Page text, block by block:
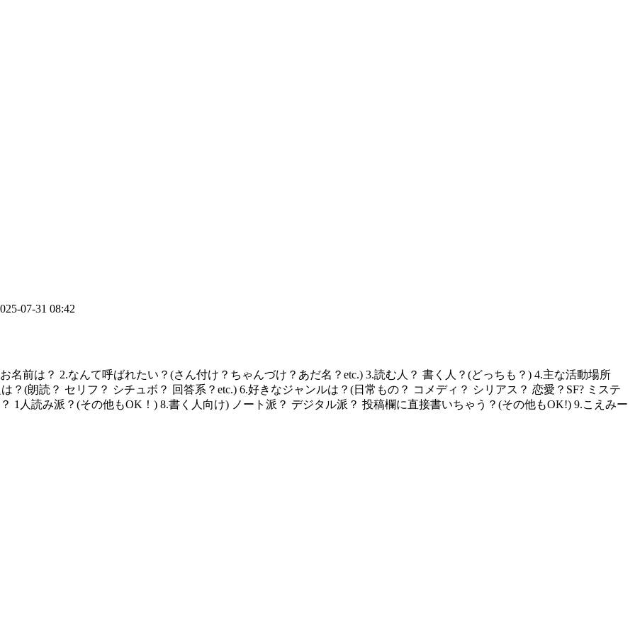
07-31 08:42
前は？ 2.なんて呼ばれたい？(さん付け？ちゃんづけ？あだ名？etc.) 3.読む人？ 書く人？(どっちも？) 4.主な活動場所
？(朗読？ セリフ？ シチュボ？ 回答系？etc.) 6.好きなジャンルは？(日常もの？ コメディ？ シリアス？ 恋愛？SF? ミステ
1人読み派？(その他もOK！) 8.書く人向け) ノート派？ デジタル派？ 投稿欄に直接書いちゃう？(その他もOK!) 9.こえみー